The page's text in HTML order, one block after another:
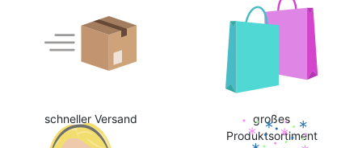
schneller Versand
großes
Produktsortiment